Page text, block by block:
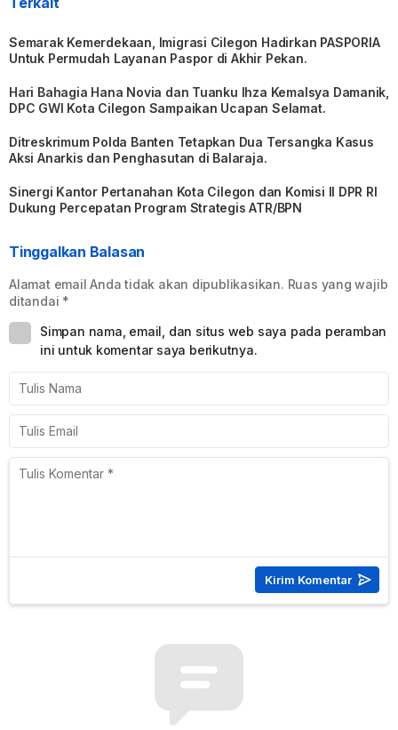
Semarak Kemerdekaan, Imigrasi Cilegon Hadirkan PASPORIA
Untuk Permudah Layanan Paspor di Akhir Pekan.
Hari Bahagia Hana Novia dan Tuanku Ihza Kemalsya Damanik,
DPC GWI Kota Cilegon Sampaikan Ucapan Selamat.
Ditreskrimum Polda Banten Tetapkan Dua Tersangka Kasus
Aksi Anarkis dan Penghasutan di Balaraja.
Sinergi Kantor Pertanahan Kota Cilegon dan Komisi II DPR RI
Dukung Percepatan Program Strategis ATR/BPN
Tinggalkan Balasan
Alamat email Anda tidak akan dipublikasikan. Ruas yang wajib
ditandai *
Simpan nama, email, dan situs web saya pada peramban
ini untuk komentar saya berikutnya.